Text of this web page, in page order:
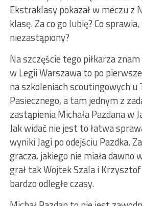
Ekstraklasy pokazał w meczu z
klasę. Za co go lubię? Co
niezastąpiony?
Na szczęście tego piłkarza
w Legii Warszawa to po
na szkoleniach scoutingowych u
Pasiecznego, a tam jednym z
zastąpienia Michała Pazdana w
Jak widać nie jest to łatwa
wyniki Jagi po odejściu Pazdka.
gracza, jakiego nie miała dawno
grał tak Wojtek Szala i
bardzo odległe czasy.